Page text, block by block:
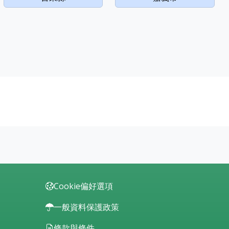
Cookie偏好選項
一般資料保護政策